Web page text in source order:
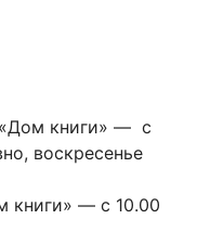
книги» — с
воскресенье
книги» — с 10.00